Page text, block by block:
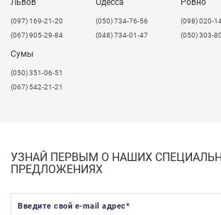
​(097) 169-21-20
(067) 905-29-84
(050) 734-76-56
(048) 734-01-47
(098) 020-
(050) 303-
Сумы
(050) 351-06-51
(067) 542-21-21
УЗНАЙ ПЕРВЫМ О НАШИХ
ПРЕДЛОЖЕНИЯХ
Введите свой e-mail адрес*